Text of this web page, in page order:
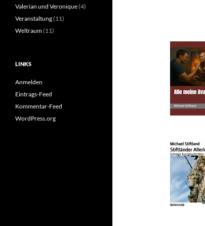
Valerian und Veronique(4)
Veranstaltung(11)
Weltraum(11)
LINKS
Anmelden
Eintrags-Feed
Kommentar-Feed
WordPress.org